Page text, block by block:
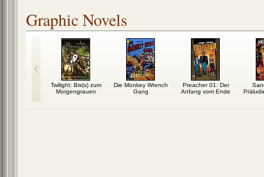
Graphic Novels
Twilight: Bis(s) zum
Morgengrauen
Die Monkey Wrench
Gang
Preacher 01: Der
Anfang vom Ende